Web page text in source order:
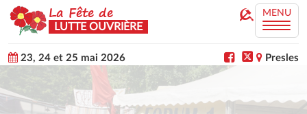
La Fête de
LUTTE OUVRIÈRE
MENU
Presles
23, 24 et 25 mai 2026